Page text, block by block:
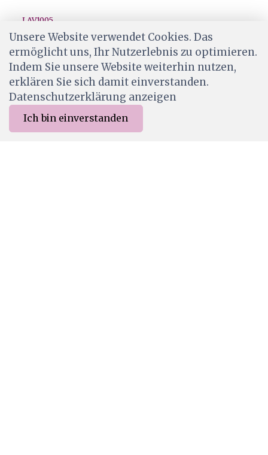
Merkliste Menu
LAV1005
Lavinia Stamps - Ravens
CHF 8.50
Ab Lager
Unsere Website verwendet Cookies. Das
ermöglicht uns, Ihr Nutzerlebnis zu optimieren.
Indem Sie unsere Website weiterhin nutzen,
erklären Sie sich damit einverstanden.
Datenschutzerklärung anzeigen
Ich bin einverstanden